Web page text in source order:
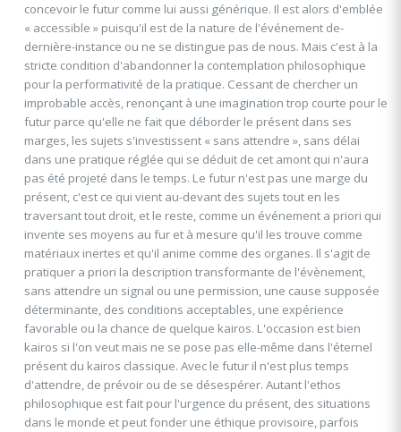
concevoir le futur comme lui aussi générique. Il est alors d'emblée
« accessible » puisqu'il est de la nature de l'événement de-
dernière-instance ou ne se distingue pas de nous. Mais c'est à la
stricte condition d'abandonner la contemplation philosophique
pour la performativité de la pratique. Cessant de chercher un
improbable accès, renonçant à une imagination trop courte pour le
futur parce qu'elle ne fait que déborder le présent dans ses
marges, les sujets s'investissent « sans attendre », sans délai
dans une pratique réglée qui se déduit de cet amont qui n'aura
pas été projeté dans le temps. Le futur n'est pas une marge du
présent, c'est ce qui vient au-devant des sujets tout en les
traversant tout droit, et le reste, comme un événement a priori qui
invente ses moyens au fur et à mesure qu'il les trouve comme
matériaux inertes et qu'il anime comme des organes. Il s'agit de
pratiquer a priori la description transformante de l'évènement,
sans attendre un signal ou une permission, une cause supposée
déterminante, des conditions acceptables, une expérience
favorable ou la chance de quelque kairos. L'occasion est bien
kairos si l'on veut mais ne se pose pas elle-même dans l'éternel
présent du kairos classique. Avec le futur il n'est plus temps
d'attendre, de prévoir ou de se désespérer. Autant l'ethos
philosophique est fait pour l'urgence du présent, des situations
dans le monde et peut fonder une éthique provisoire, parfois